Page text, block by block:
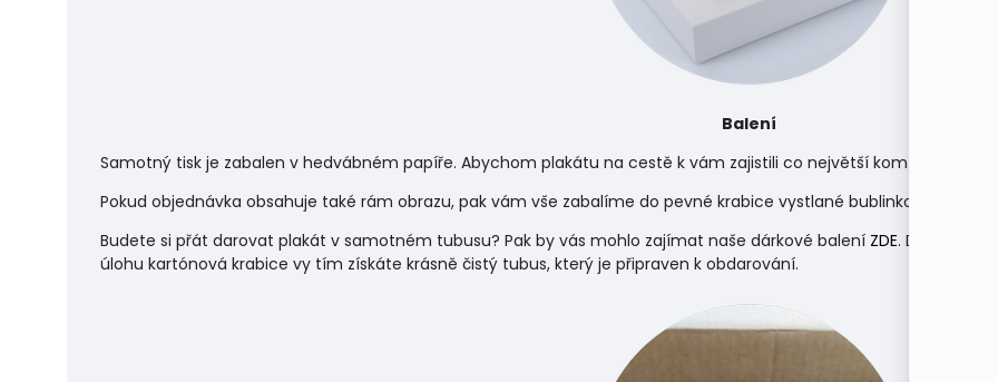
Balení
Samotný tisk je zabalen v hedvábném papíře. Abychom plakátu na cestě k vám zajistili co největší komfort,
Pokud objednávka obsahuje také rám obrazu, pak vám vše zabalíme do pevné krabice vystlané bublinkovou fólií.
Budete si přát darovat plakát v samotném tubusu? Pak by vás mohlo zajímat naše dárkové balení ZDE. Díky
úlohu kartónová krabice vy tím získáte krásně čistý tubus, který je připraven k obdarování.